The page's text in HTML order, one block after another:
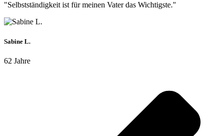
"Selbstständigkeit ist für meinen Vater das Wichtigste."
Sabine L.
62 Jahre